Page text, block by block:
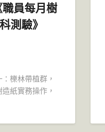
員每月樹
測驗》
櫟林帶植群，
紙實務操作，